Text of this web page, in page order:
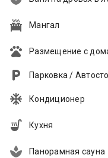
Мангал
Размещение с
Парковка /
Кондиционер
Кухня
Панорамная сауна